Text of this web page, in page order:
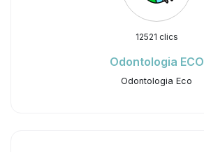
12521 clics
Odontologia ECO
Odontologia Eco